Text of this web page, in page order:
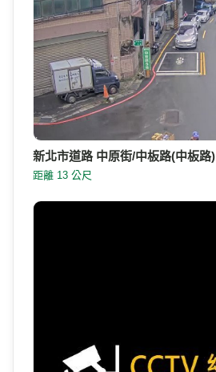
新北市道路 中原街/中板路(中板路)
距離 13 公尺